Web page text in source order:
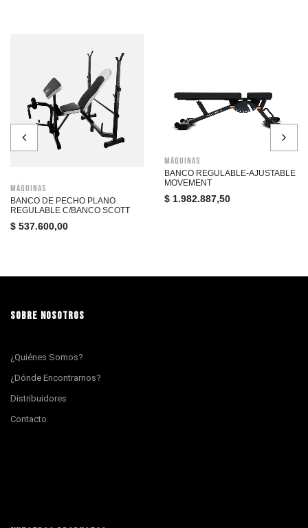
Máquinas
BANCO DE PECHO PLANO
REGULABLE C/BANCO SCOTT
$ 537.600,00
Máquinas
BANCO REGULABLE-AJUSTABLE
MOVEMENT
$ 1.982.887,50
SOBRE NOSOTROS
¿Quiénes Somos?
¿Dónde Encontrarnos?
Distribuidores
Contacto